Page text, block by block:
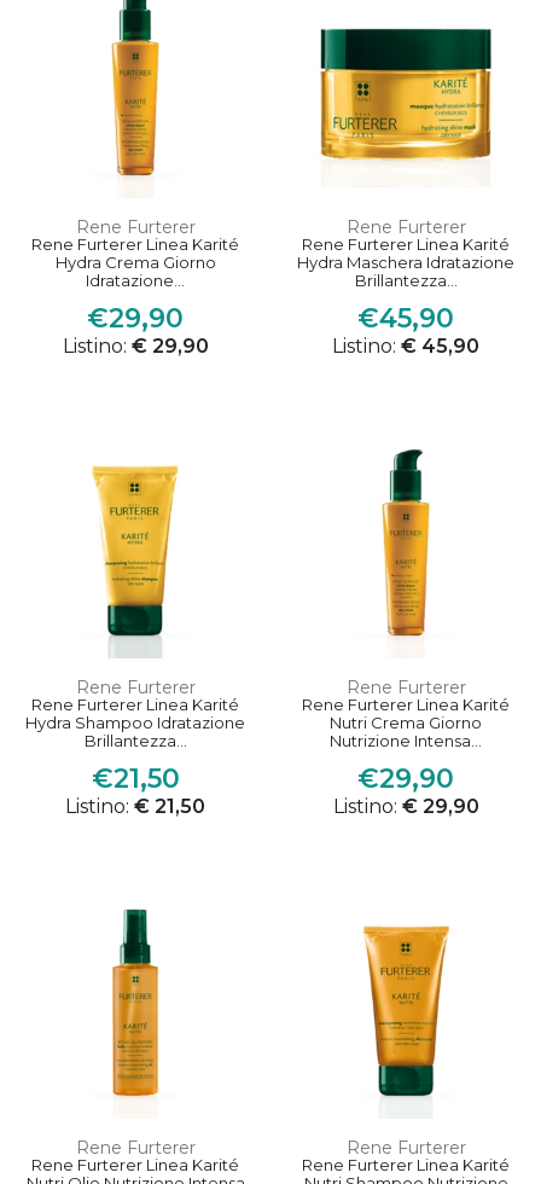
Rene Furterer
Rene Furterer Linea Karité
Hydra Crema Giorno
Idratazione...
€29,90
Listino: € 29,90
Rene Furterer
Rene Furterer Linea Karité
Hydra Maschera Idratazione
Brillantezza...
€45,90
Listino: € 45,90
Rene Furterer
Rene Furterer Linea Karité
Hydra Shampoo Idratazione
Brillantezza...
€21,50
Listino: € 21,50
Rene Furterer
Rene Furterer Linea Karité
Nutri Crema Giorno
Nutrizione Intensa...
€29,90
Listino: € 29,90
Rene Furterer
Rene Furterer Linea Karité
Rene Furterer
Rene Furterer Linea Karité